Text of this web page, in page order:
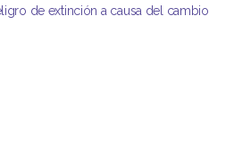
de extinción a causa del cambio